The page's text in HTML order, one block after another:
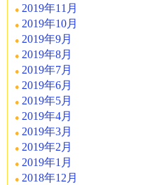
2019年11月
2019年10月
2019年9月
2019年8月
2019年7月
2019年6月
2019年5月
2019年4月
2019年3月
2019年2月
2019年1月
2018年12月